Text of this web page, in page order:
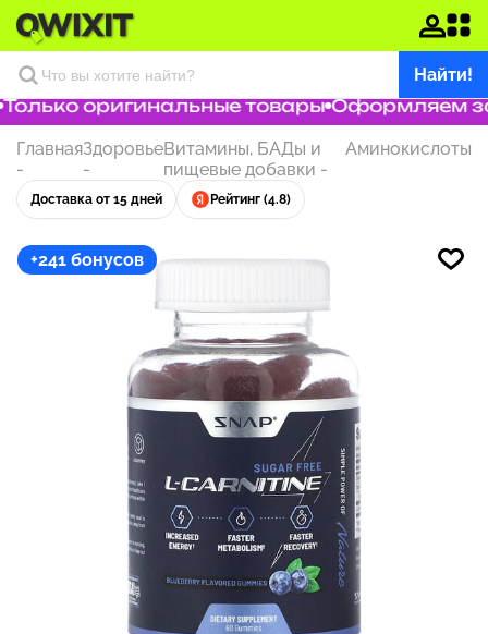
Найти!
оригинальные товары Оформляем
Главная
-
Здоровье
-
Витамины, БАДы и
пищевые добавки -
Аминокислоты
Доставка от 15 дней Рейтинг (4.8)
+241 бонусов